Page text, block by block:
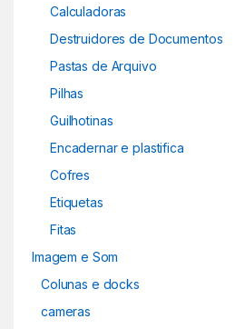
Calculadoras
Destruidores de Documentos
Pastas de Arquivo
Pilhas
Guilhotinas
Encadernar e plastifica
Cofres
Etiquetas
Fitas
Imagem e Som
Colunas e docks
cameras